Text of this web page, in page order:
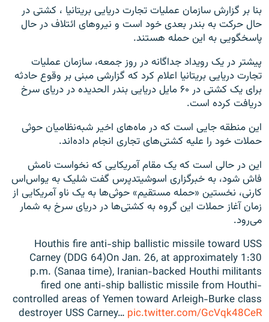
بنا بر گزارش سازمان عملیات تجارت دریایی بریتانیا ، کشتی در
حال حرکت به بندر بعدی خود است و نیروهای ائتلاف در حال
پاسخگویی به این حمله هستند.
پیشتر در یک رویداد جداگانه در روز جمعه، سازمان عملیات
تجارت دریایی بریتانیا اعلام کرد که گزارشی مبنی بر وقوع حادثه
برای یک کشتی در ۶۰ مایل دریایی بندر الحدیده در دریای سرخ
دریافت کرده است.
این منطقه جایی است که در ماه‌های اخیر شبه‌نظامیان حوثی
حملات خود را علیه کشتی‌های تجاری انجام داده‌اند.
این در حالی است که یک مقام آمریکایی که نخواست نامش
فاش شود، به خبرگزاری اسوشیتدپرس گفت شلیک به یواس‌اس
کارنی، نخستین «حمله مستقیم» حوثی‌ها به یک ناو آمریکایی از
زمان آغاز حملات این گروه به کشتی‌ها در دریای سرخ به شمار
می‌رود.
Houthis fire anti-ship ballistic missile toward USS
Carney (DDG 64)On Jan. 26, at approximately 1:30
p.m. (Sanaa time), Iranian-backed Houthi militants
fired one anti-ship ballistic missile from Houthi-
controlled areas of Yemen toward Arleigh-Burke class
destroyer USS Carney… pic.twitter.com/GcVqk48CeR